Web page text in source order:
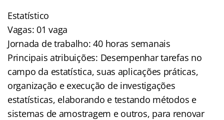
Estatístico
Vagas: 01 vaga
Jornada de trabalho: 40 horas semanais
Principais atribuições: Desempenhar tarefas no
campo da estatística, suas aplicações práticas,
organização e execução de investigações
estatísticas, elaborando e testando métodos e
sistemas de amostragem e outros, para renovar